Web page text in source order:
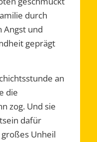
durch
Angst und
geprägt
an
die
zog. Und sie
dafür
Unheil